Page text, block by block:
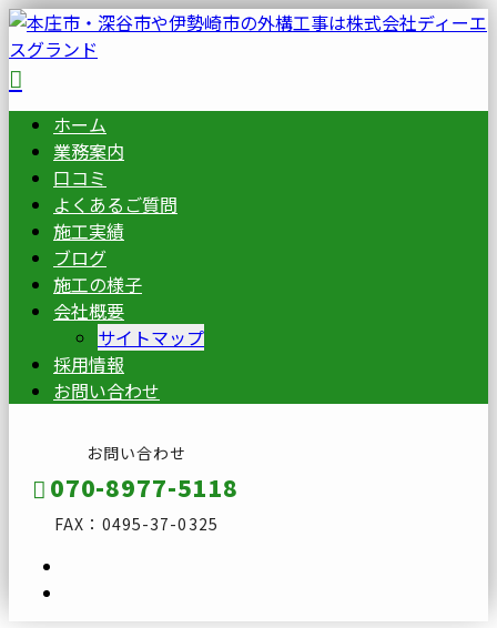
ホーム
業務案内
口コミ
よくあるご質問
施工実績
ブログ
施工の様子
会社概要
サイトマップ
採用情報
お問い合わせ
お問い合わせ
070-8977-5118
FAX：0495-37-0325